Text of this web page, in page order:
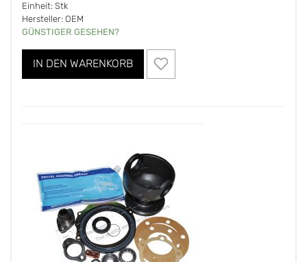
Einheit: Stk
Hersteller: OEM
GÜNSTIGER GESEHEN?
IN DEN WARENKORB